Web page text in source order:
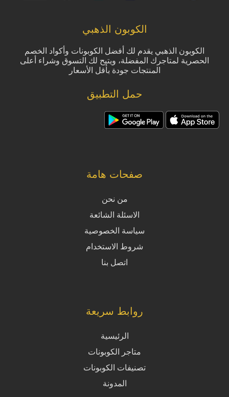
الكوبون الذهبي
الكوبون الذهبي يقدم لك أفضل الكوبونات وأكواد الخصم
الحصرية لمتاجرك المفضلة، ويتيح لك التسوق وشراء أعلى
المنتجات جودة بأقل الأسعار
حمل التطبيق
صفحات هامة
من نحن
الاسئلة الشائعة
سياسة الخصوصية
شروط الاستخدام
اتصل بنا
روابط سريعة
الرئيسية
متاجر الكوبونات
تصنيفات الكوبونات
المدونة